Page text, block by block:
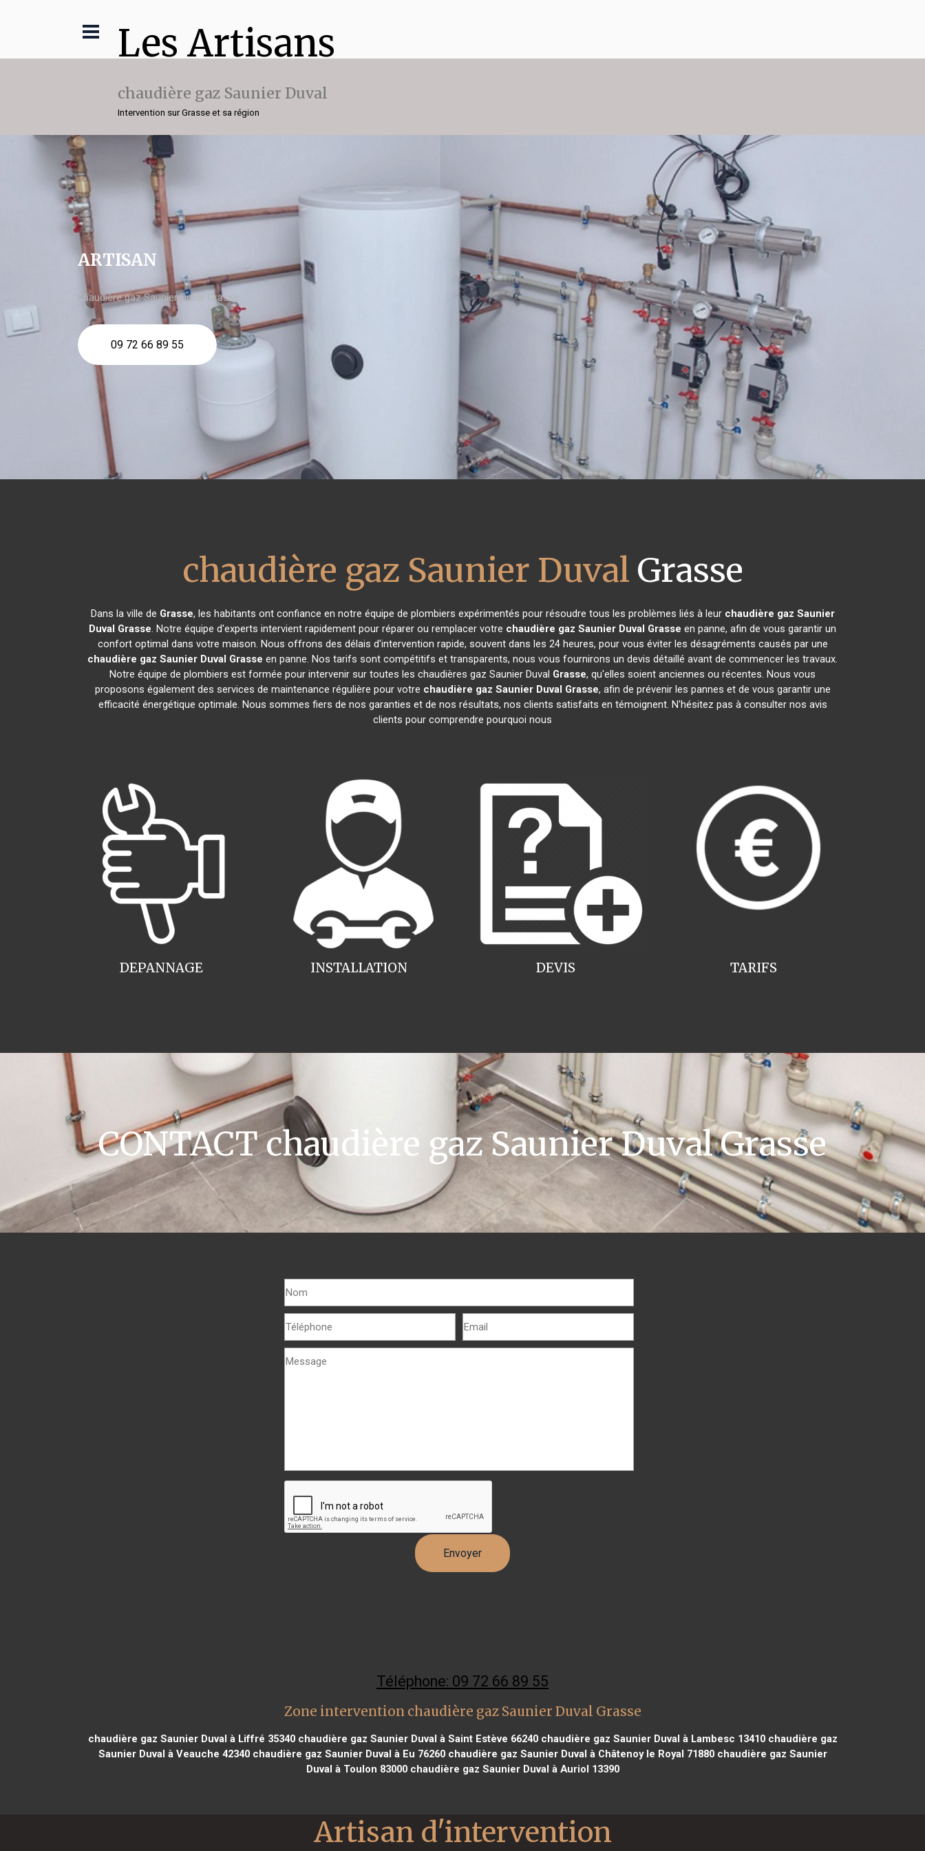
Les Artisans
chaudière gaz Saunier Duval
Intervention sur Grasse et sa région
ARTISAN
chaudière gaz Saunier Duval Grasse
09 72 66 89 55
chaudière gaz Saunier Duval Grasse
Dans la ville de Grasse, les habitants ont confiance en notre équipe de plombiers expérimentés pour résoudre tous les problèmes liés à leur chaudière gaz Saunier
Duval Grasse. Notre équipe d'experts intervient rapidement pour réparer ou remplacer votre chaudière gaz Saunier Duval Grasse en panne, afin de vous garantir un
confort optimal dans votre maison. Nous offrons des délais d'intervention rapide, souvent dans les 24 heures, pour vous éviter les désagréments causés par une
chaudière gaz Saunier Duval Grasse en panne. Nos tarifs sont compétitifs et transparents, nous vous fournirons un devis détaillé avant de commencer les travaux.
Notre équipe de plombiers est formée pour intervenir sur toutes les chaudières gaz Saunier Duval Grasse, qu'elles soient anciennes ou récentes. Nous vous
proposons également des services de maintenance régulière pour votre chaudière gaz Saunier Duval Grasse, afin de prévenir les pannes et de vous garantir une
efficacité énergétique optimale. Nous sommes fiers de nos garanties et de nos résultats, nos clients satisfaits en témoignent. N'hésitez pas à consulter nos avis
clients pour comprendre pourquoi nous
INSTALLATION
DEPANNAGE TARIFS
DEVIS
CONTACT chaudière gaz Saunier Duval Grasse
Téléphone: 09 72 66 89 55
Zone intervention chaudière gaz Saunier Duval Grasse
chaudière gaz Saunier Duval à Liffré 35340chaudière gaz Saunier Duval à Saint Estève 66240chaudière gaz Saunier Duval à Lambesc 13410chaudière gaz
Saunier Duval à Veauche 42340chaudière gaz Saunier Duval à Eu 76260chaudière gaz Saunier Duval à Châtenoy le Royal 71880chaudière gaz Saunier
Duval à Toulon 83000chaudière gaz Saunier Duval à Auriol 13390
Artisan d'intervention